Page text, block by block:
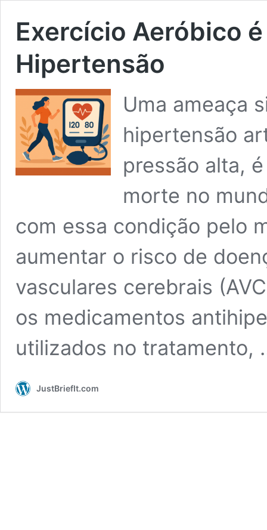
Exercício Aeróbico
Hipertensão
Uma ameaça
hipertensão
pressão alta,
morte no
com essa condição pelo
aumentar o risco de
vasculares cerebrais
os medicamentos
utilizados no
JustBriefIt.com